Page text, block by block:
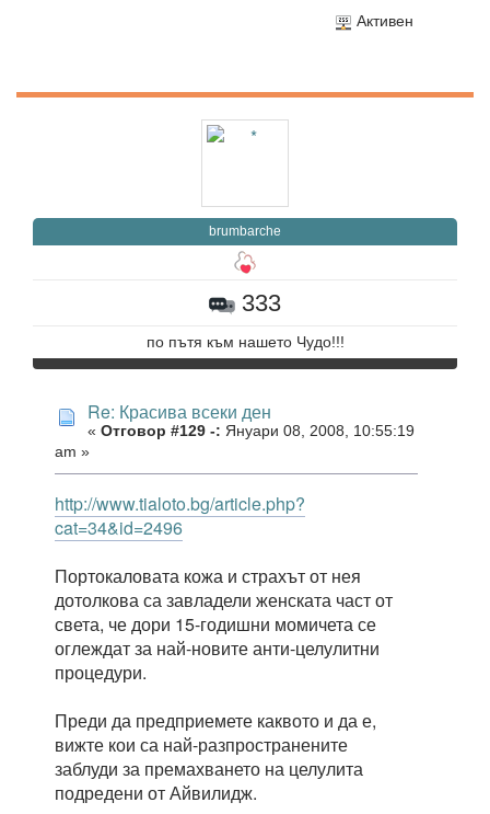
Активен
brumbarche
333
по пътя към нашето Чудо!!!
Re: Красива всеки ден
« Отговор #129 -: Януари 08, 2008, 10:55:19
am »
http://www.tialoto.bg/article.php?
cat=34&id=2496
Портокаловата кожа и страхът от нея
дотолкова са завладели женската част от
света, че дори 15-годишни момичета се
оглеждат за най-новите анти-целулитни
процедури.
Преди да предприемете каквото и да е,
вижте кои са най-разпространените
заблуди за премахването на целулита
подредени от Айвилидж.